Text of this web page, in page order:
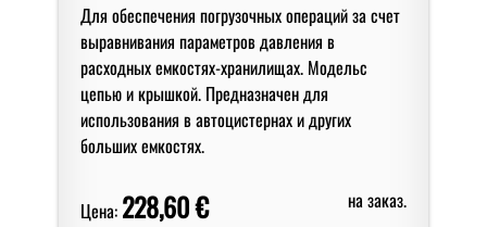
Для обеспечения погрузочных операций за счет
выравнивания параметров давления в
расходных емкостях-хранилищах. Модельс
цепью и крышкой. Предназначен для
использования в автоцистернах и других
больших емкостях.
Цена: 228,60 € на заказ.